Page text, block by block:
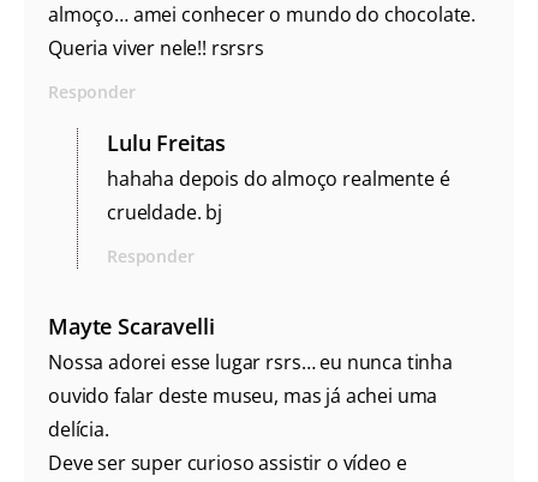
almoço… amei conhecer o mundo do chocolate.
Queria viver nele!! rsrsrs
Responder
Lulu Freitas
hahaha depois do almoço realmente é
crueldade. bj
Responder
Mayte Scaravelli
Nossa adorei esse lugar rsrs… eu nunca tinha
ouvido falar deste museu, mas já achei uma
delícia.
Deve ser super curioso assistir o vídeo e